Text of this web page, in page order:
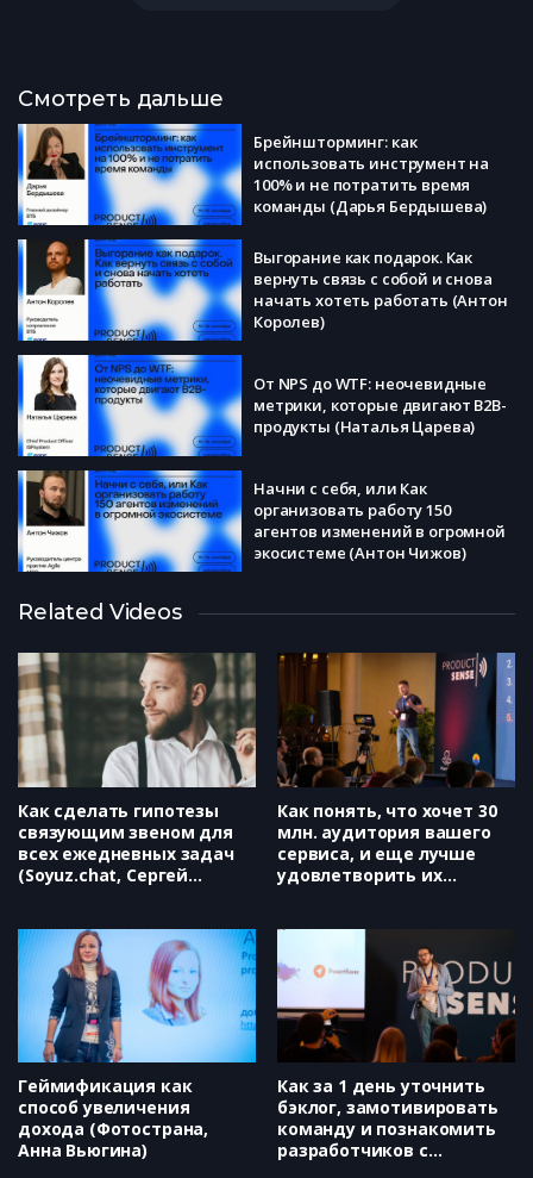
Смотреть дальше
Брейншторминг: как
использовать инструмент на
100% и не потратить время
команды (Дарья Бердышева)
Выгорание как подарок. Как
вернуть связь с собой и снова
начать хотеть работать (Антон
Королев)
От NPS до WTF: неочевидные
метрики, которые двигают B2B-
продукты (Наталья Царева)
Начни с себя, или Как
организовать работу 150
агентов изменений в огромной
экосистеме (Антон Чижов)
эффективность (Юлия Ручкина)
За пределами дашбордов: сила
эмпатии в продуктовых
решениях (Татьяна Полянская)
Related Videos
Как сделать гипотезы
связующим звеном для
всех ежедневных задач
(Soyuz.chat, Сергей
Как понять, что хочет 30
млн. аудитория вашего
сервиса, и еще лучше
удовлетворить их
Геймификация как
способ увеличения
дохода (Фотострана,
Анна Вьюгина)
Как за 1 день уточнить
бэклог, замотивировать
команду и познакомить
разработчиков с